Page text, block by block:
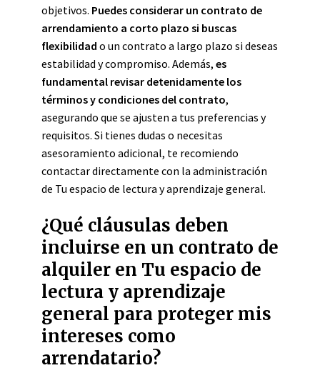
objetivos. Puedes considerar un contrato de
arrendamiento a corto plazo si buscas
flexibilidad o un contrato a largo plazo si deseas
estabilidad y compromiso. Además, es
fundamental revisar detenidamente los
términos y condiciones del contrato,
asegurando que se ajusten a tus preferencias y
requisitos. Si tienes dudas o necesitas
asesoramiento adicional, te recomiendo
contactar directamente con la administración
de Tu espacio de lectura y aprendizaje general.
¿Qué cláusulas deben
incluirse en un contrato de
alquiler en Tu espacio de
lectura y aprendizaje
general para proteger mis
intereses como
arrendatario?